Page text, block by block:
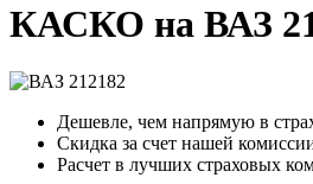
КАСКО на ВАЗ
Дешевле, чем напрямую в
Скидка за счет нашей
Расчет в лучших страховых